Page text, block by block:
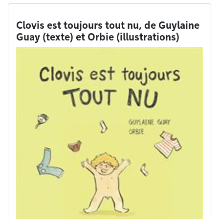
Clovis est toujours tout nu, de Guylaine
Guay (texte) et Orbie (illustrations)